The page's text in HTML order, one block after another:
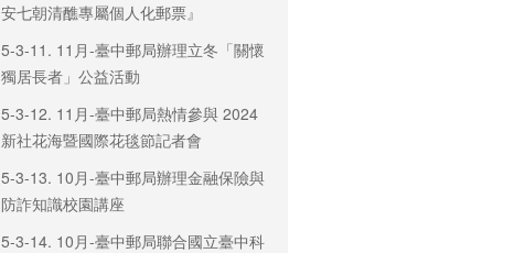
安七朝清醮專屬個人化郵票』
5-3-11. 11月-臺中郵局辦理立冬「關懷
獨居長者」公益活動
5-3-12. 11月-臺中郵局熱情參與 2024
新社花海暨國際花毯節記者會
5-3-13. 10月-臺中郵局辦理金融保險與
防詐知識校園講座
5-3-14. 10月-臺中郵局聯合國立臺中科